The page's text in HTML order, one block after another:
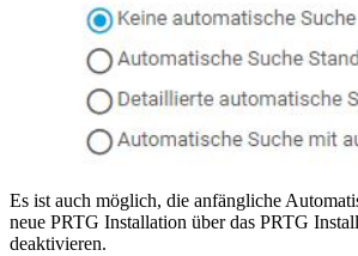
Es ist auch möglich, die anfängliche
neue PRTG Installation über das PRTG
deaktivieren.